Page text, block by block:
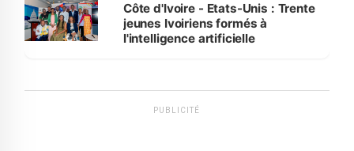
Côte d'Ivoire - Etats-Unis : Trente
jeunes Ivoiriens formés à
l'intelligence artificielle
PUBLICITÉ